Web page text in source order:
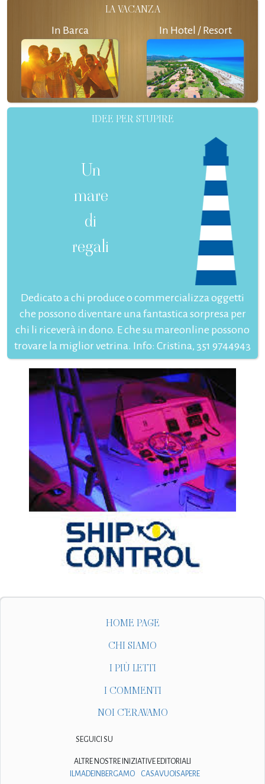
LA VACANZA
In Barca In Hotel / Resort
IDEE PER STUPIRE
Un
mare
di
regali
Dedicato a chi produce o commercializza oggetti
che possono diventare una fantastica sorpresa per
chi li riceverà in dono. E che su mareonline possono
trovare la miglior vetrina. Info: Cristina, 351 9744943
HOME PAGE
CHI SIAMO
I PIÙ LETTI
I COMMENTI
NOI C'ERAVAMO
SEGUICI SU
ALTRE NOSTRE INIZIATIVE EDITORIALI
ILMADEINBERGAMO
CASAVUOISAPERE